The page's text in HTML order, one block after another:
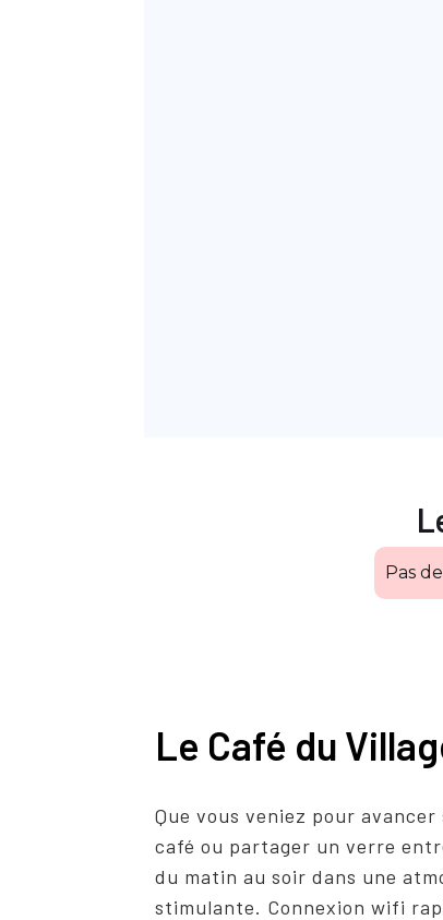
Pas
Le Café du
Que vous veniez pour
café ou partager un verre
du matin au soir dans une
stimulante. Connexion wifi